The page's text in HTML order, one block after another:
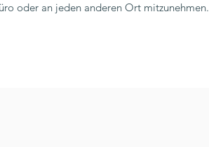
oder an jeden anderen Ort mitzunehmen.